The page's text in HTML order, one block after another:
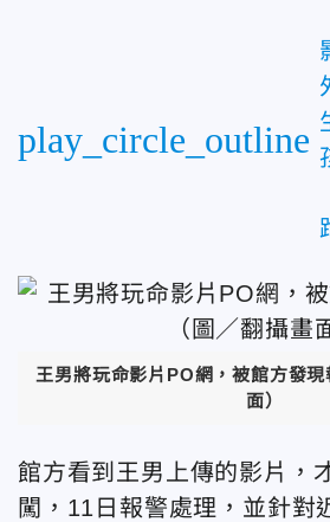
play_circle_outline
王男將玩命影片PO網，被館方發
面）
館方看到王男上傳的影片，
闖，11日報警處理，並針對